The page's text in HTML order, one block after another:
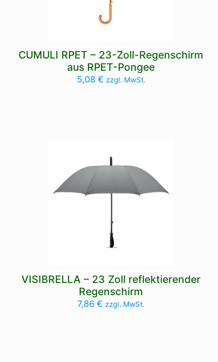
CUMULI RPET – 23-Zoll-Regenschirm
aus RPET-Pongee
5,08 € zzgl. MwSt.
VISIBRELLA – 23 Zoll reflektierender
Regenschirm
7,86€ zzgl. MwSt.